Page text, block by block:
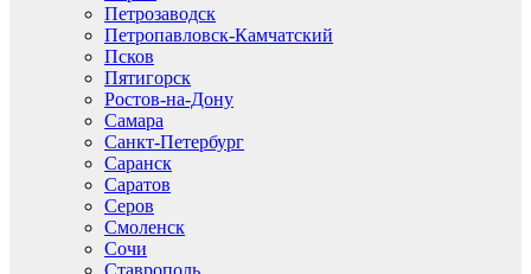
Петрозаводск
Петропавловск-Камчатский
Псков
Пятигорск
Ростов-на-Дону
Самара
Санкт-Петербург
Саранск
Саратов
Серов
Смоленск
Сочи